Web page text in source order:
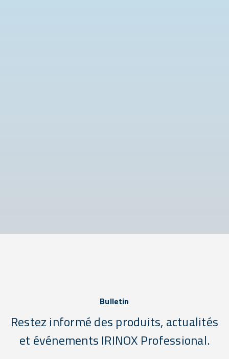
Bulletin
Restez informé des produits, actualités
et événements IRINOX Professional.